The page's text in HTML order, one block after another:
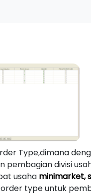
Type,dimana
divisi
usaha minimarket,
type untuk